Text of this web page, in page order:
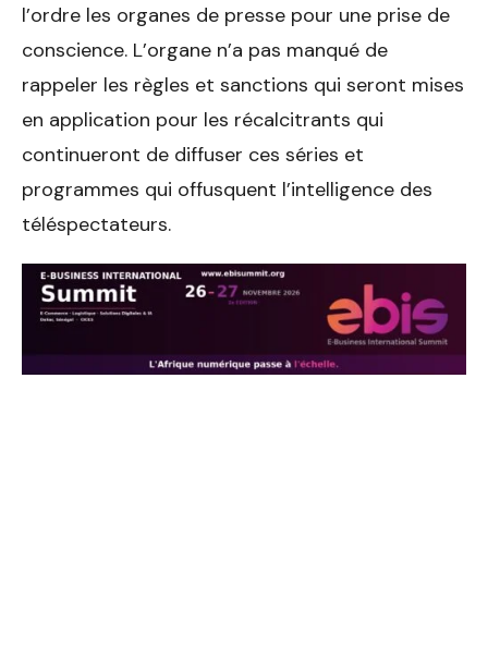
l’ordre les organes de presse pour une prise de
conscience. L’organe n’a pas manqué de
rappeler les règles et sanctions qui seront mises
en application pour les récalcitrants qui
continueront de diffuser ces séries et
programmes qui offusquent l’intelligence des
téléspectateurs.